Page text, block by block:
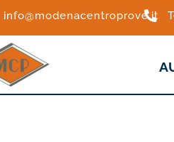
info@modenacentroprove.it
